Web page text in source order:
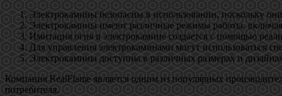
Электрокамины безопасны в использовании, поскольку
Электрокамины имеют различные режимы работы,
Имитация огня в электрокамине создается с помощью
Для управления электрокаминами могут использоваться
Электрокамины доступны в различных размерах и
Компания RealFlame является одним из популярных
потребителя.